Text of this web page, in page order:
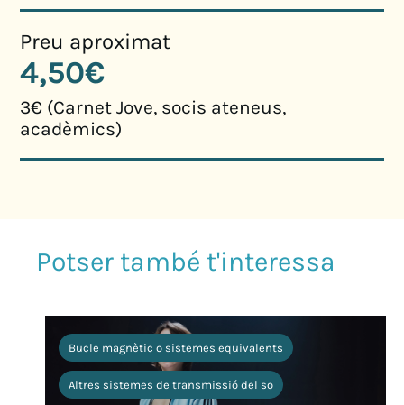
Preu aproximat
4,50€
3€ (Carnet Jove, socis ateneus,
acadèmics)
Bucle magnètic o sistemes equivalents
Altres sistemes de transmissió del so